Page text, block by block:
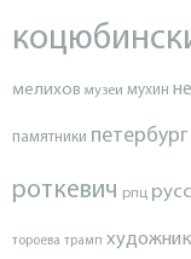
мелихов музеи мухин
памятники петербург
роткевич рпц
тороева трамп